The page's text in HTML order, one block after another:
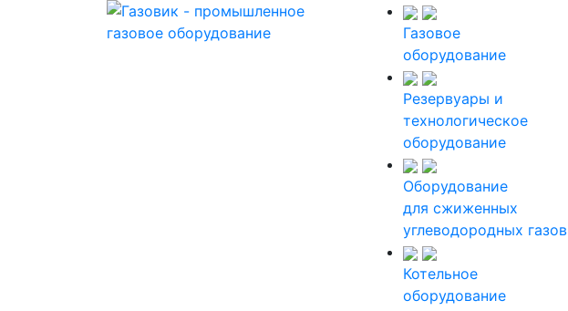
Газовое
оборудование
Резервуары и
технологическое
оборудование
Оборудование
для сжиженных
углеводородных газов
Котельное
оборудование